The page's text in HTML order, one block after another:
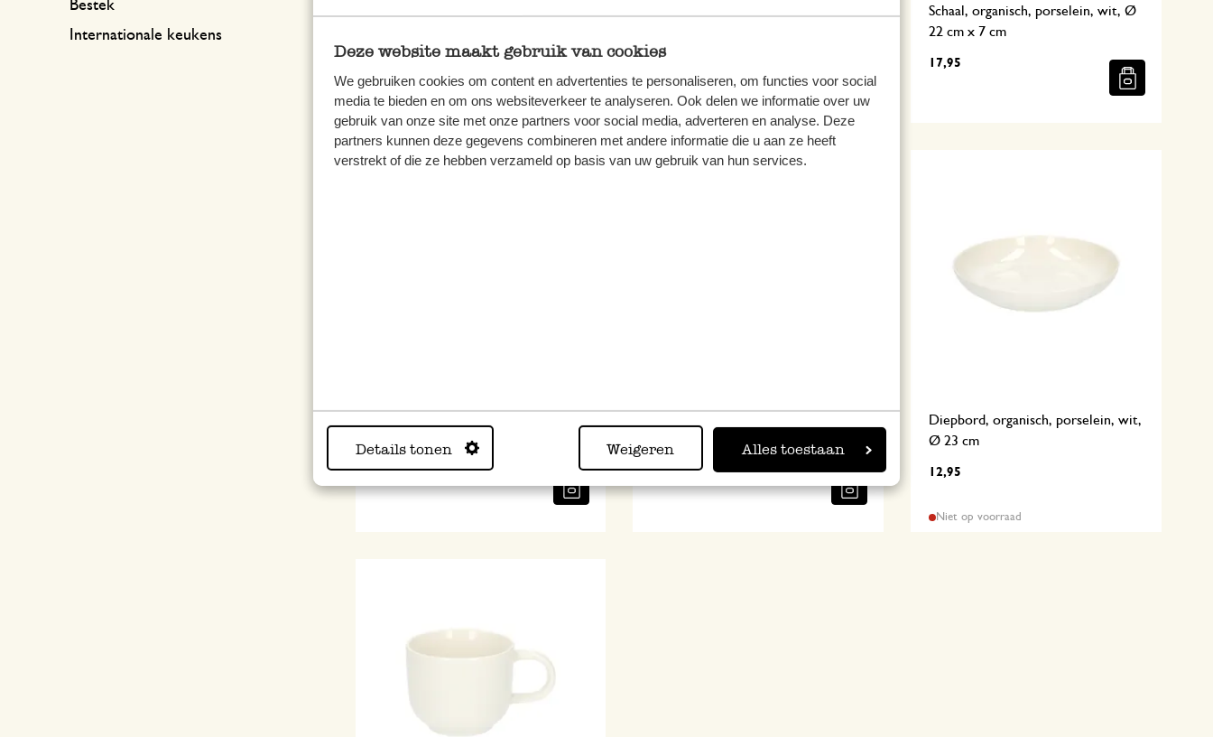
Deze website maakt gebruik van cookies
We gebruiken cookies om content en advertenties te personaliseren, om functies voor social
media te bieden en om ons websiteverkeer te analyseren. Ook delen we informatie over uw
gebruik van onze site met onze partners voor social media, adverteren en analyse. Deze
partners kunnen deze gegevens combineren met andere informatie die u aan ze heeft
verstrekt of die ze hebben verzameld op basis van uw gebruik van hun services.
Details tonen Weigeren Alles toestaan
Bestek
Internationale keukens
Schaal, organisch, porselein, wit, Ø
22 cm x 7 cm
17,95
9,95 26,95
Diepbord, organisch, porselein, wit,
Ø 23 cm
12,95
Niet op voorraad